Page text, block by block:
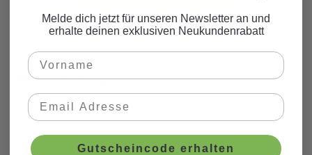
Beschreibung
Melde dich jetzt für unseren Newsletter an und
erhalte deinen exklusiven Neukundenrabatt
Gutscheincode erhalten